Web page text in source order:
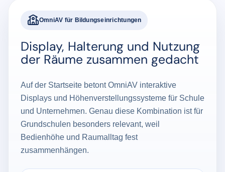
OmniAV für Bildungseinrichtungen
Display, Halterung und Nutzung
der Räume zusammen gedacht
Auf der Startseite betont OmniAV interaktive
Displays und Höhenverstellungssysteme für Schule
und Unternehmen. Genau diese Kombination ist für
Grundschulen besonders relevant, weil
Bedienhöhe und Raumalltag fest
zusammenhängen.